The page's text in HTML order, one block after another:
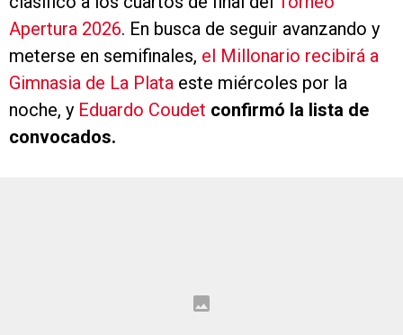
Apertura 2026. En busca de seguir avanzando y
meterse en semifinales, el Millonario recibirá a
Gimnasia de La Plata este miércoles por la
noche, y Eduardo Coudet confirmó la lista de
convocados.